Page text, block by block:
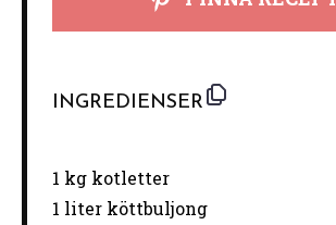
INGREDIENSER
1 kg kotletter
1 liter köttbuljong